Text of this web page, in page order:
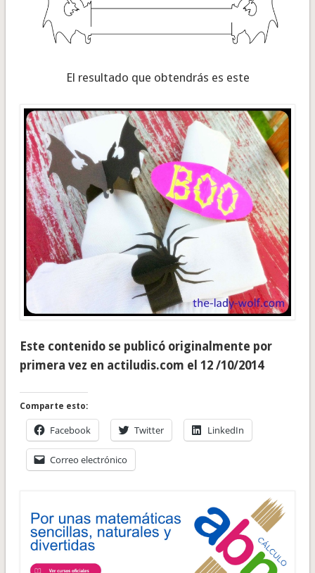
El resultado que obtendrás es este
Este contenido se publicó originalmente por
primera vez en actiludis.com el 12 /10/2014
Comparte esto:
Facebook Twitter LinkedIn
Correo electrónico